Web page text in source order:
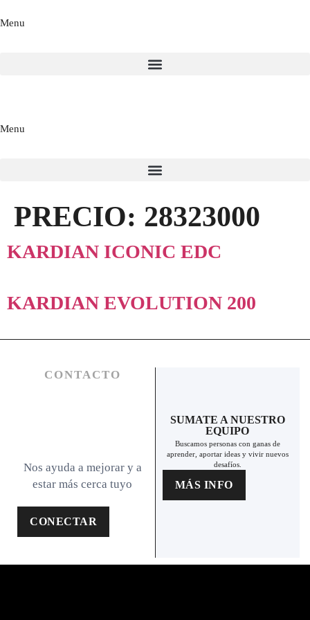
Menu
Menu
PRECIO: 28323000
KARDIAN ICONIC EDC
KARDIAN EVOLUTION 200
SUMATE A NUESTRO
EQUIPO
Buscamos personas con ganas de
aprender, aportar ideas y vivir nuevos
desafíos.
MÁS INFO
CONTACTO
Nos ayuda a mejorar y a
estar más cerca tuyo
CONECTAR